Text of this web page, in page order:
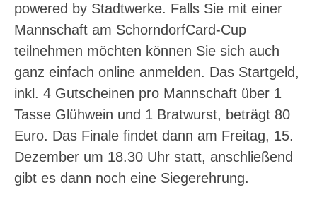
powered by Stadtwerke. Falls Sie mit einer
Mannschaft am SchorndorfCard-Cup
teilnehmen möchten können Sie sich auch
ganz einfach online anmelden. Das Startgeld,
inkl. 4 Gutscheinen pro Mannschaft über 1
Tasse Glühwein und 1 Bratwurst, beträgt 80
Euro. Das Finale findet dann am Freitag, 15.
Dezember um 18.30 Uhr statt, anschließend
gibt es dann noch eine Siegerehrung.